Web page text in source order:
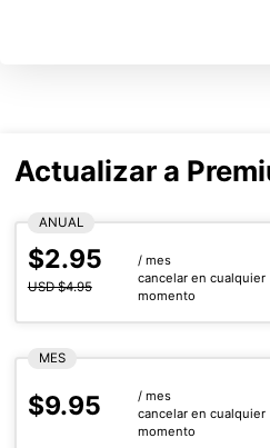
Actualizar a
ANUAL
$2.95
USD $4.95
/ mes
cancelar en cualquier
momento
MES
$9.95
/ mes
cancelar en cualquier
momento